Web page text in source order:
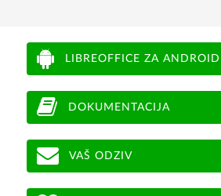
LIBREOFFICE ZA ANDROID
DOKUMENTACIJA
VAŠ ODZIV